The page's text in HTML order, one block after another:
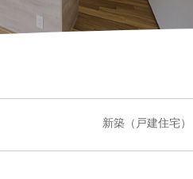
新築（戸建住宅）